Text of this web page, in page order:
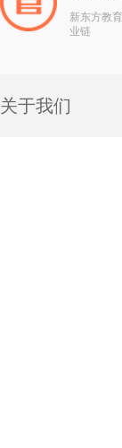
新东方教
业链
关于我们